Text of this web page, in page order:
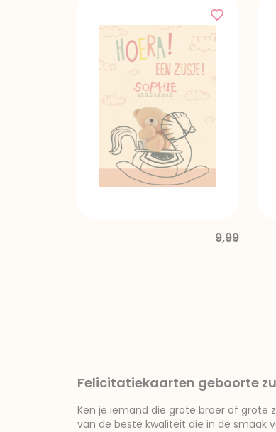
9,99
Felicitatiekaarten geboorte
Ken je iemand die grote broer of
van de beste kwaliteit die in de smaak